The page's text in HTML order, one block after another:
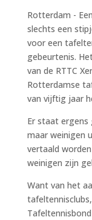
Rotterdam -
slechts een
voor een
gebeurtenis.
van de RTTC
Rotterdamse
van vijftig jaar
Er staat ergens
maar weinigen
vertaald
weinigen zijn
Want van het